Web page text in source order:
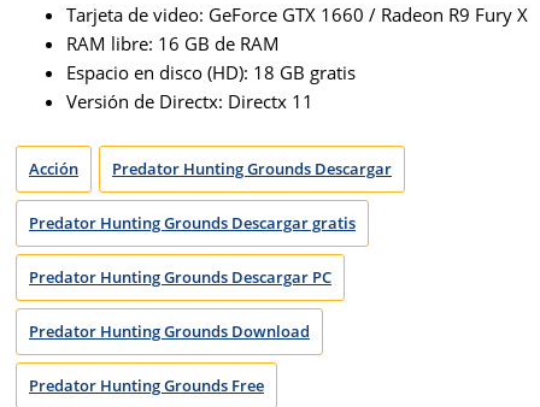
Tarjeta de video: GeForce GTX 1660 / Radeon R9 Fury X
RAM libre: 16 GB de RAM
Espacio en disco (HD): 18 GB gratis
Versión de Directx: Directx 11
Acción Predator Hunting Grounds Descargar
Predator Hunting Grounds Descargar gratis
Predator Hunting Grounds Descargar PC
Predator Hunting Grounds Download
Predator Hunting Grounds Free